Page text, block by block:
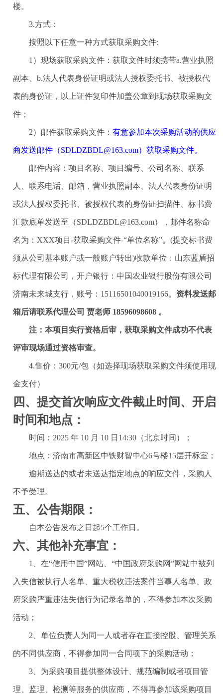
楼。
3.方式：
按照以下任意一种方式获取采购文件:
1）现场获取采购文件：获取文件时须携带a.营业执照
副本、b.法人代表身份证明或法人授权委托书、被授权代
表的身份证，以上证件复印件加盖公章到现场获取采购文
件；
2）邮件获取采购文件： 有意参加本次采购活动的供应
商发送邮件（SDLDZBDL@163.com）获取采购文件。
邮件内容：项目名称、项目编号、公司名称、联系
人、联系电话、邮箱，营业执照副本、法人代表身份证明
或法人授权委托书、被授权代表的身份证扫描件、标书费
汇款底单发送至（SDLDZBDL@163.com），邮件名称命
名为：XXX项目-获取采购文件-“单位名称”。(提交标书费
须从公司基本账户或一般账户转出)收款单位：山东蓝盾招
标代理有限公司，开户银行：中国农业银行股份有限公司
济南未来城支行，账号： 15116501040019166。 资料发送邮
箱后请联系代理公司 贾老师 18596098608 。
注：本项目实行资格后审，获取采购文件成功不代表
评审现场通过资格审查。
4.售价：300元/包（如选择现场获取采购文件须使用现
金支付）
四、提交首次响应文件截止时间、开启
时间和地点：
时间： 2025 年 10 月 10 日14:30（北京时间）；
地点： 济南市高新区中铁财智中心6号楼15层开标室 ；
逾期送达的或者未送达指定地点的响应文件，采购人
不予受理。
五、公告期限：
自本公告发布之日起5个工作日。
六、其他补充事宜：
1、在“信用中国”网站、“中国政府采购网”网站中被列
入失信被执行人名单、重大税收违法案件当事人名单、政
府采购严重违法失信行为记录名单的，不得参加本次采购
活动；
2、单位负责人为同一人或者存在直接控股、管理关系
的不同供应商，不得参加同一合同项下的采购活动；
3、为采购项目提供整体设计、规范编制或者项目管
理、监理、检测等服务的供应商，不得再参加该采购项目